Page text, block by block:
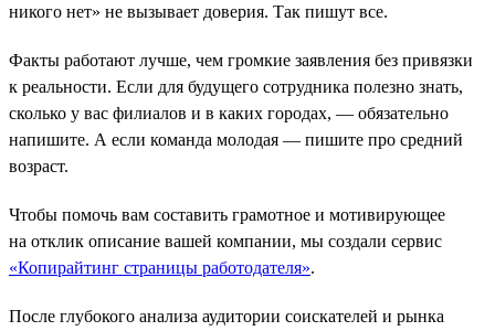
никого нет» не вызывает доверия. Так пишут все.
Факты работают лучше, чем громкие заявления без привязки
к реальности. Если для будущего сотрудника полезно знать,
сколько у вас филиалов и в каких городах, — обязательно
напишите. А если команда молодая — пишите про средний
возраст.
Чтобы помочь вам составить грамотное и мотивирующее
на отклик описание вашей компании, мы создали сервис
«Копирайтинг страницы работодателя».
После глубокого анализа аудитории соискателей и рынка